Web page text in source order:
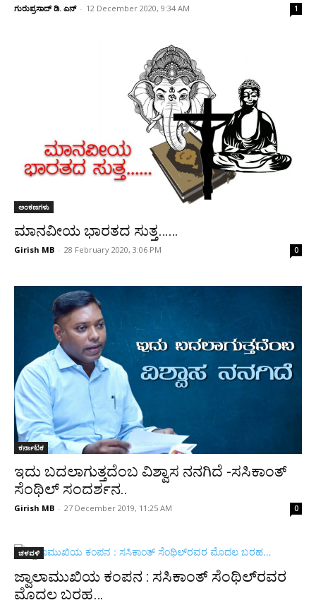
ಗುರುಪ್ರಸಾದ್ ಡಿ. ಎನ್ - 12 December 2020, 9:34 AM 1
ಅಂಕಣಗಳು
ಮಾನವೀಯ ಭಾರತದ ಸುತ್ತ……
Girish MB - 28 February 2020, 3:06 PM 0
ಕರ್ನಾಟಕ
ಇದು ಬದಲಾಗುತ್ತದೆಂಬ ವಿಶ್ವಾಸ ನನಗಿದೆ -ಸಸಿಕಾಂತ್
ಸೆಂಥಿಲ್ ಸಂದರ್ಶನ..
Girish MB - 27 December 2019, 11:25 AM 0
ಚಳವಳಿ
ಜ್ವಾಲಾಮುಖಿಯ ಕಂಪನ : ಸಸಿಕಾಂತ್ ಸೆಂಥಿಲ್‌ರವರ
ಮೊದಲ ಬರಹ…